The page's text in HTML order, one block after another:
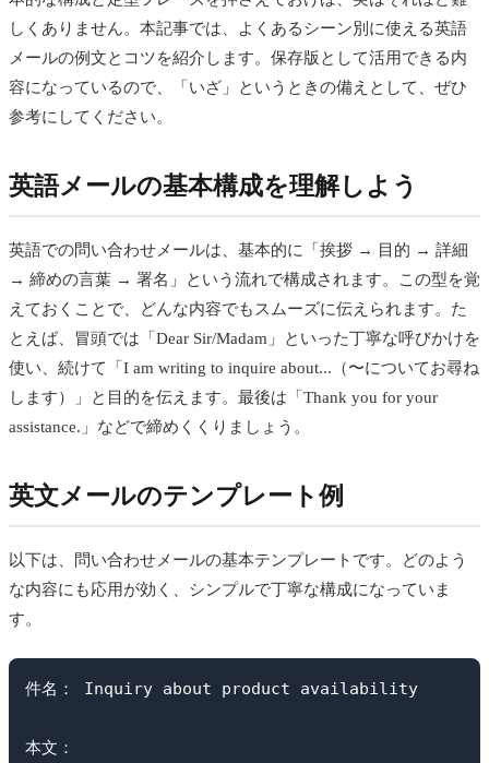
しくありません。本記事では、よくあるシーン別に使える英語
メールの例文とコツを紹介します。保存版として活用できる内
容になっているので、「いざ」というときの備えとして、ぜひ
参考にしてください。
英語メールの基本構成を理解しよう
英語での問い合わせメールは、基本的に「挨拶 → 目的 → 詳細
→ 締めの言葉 → 署名」という流れで構成されます。この型を覚
えておくことで、どんな内容でもスムーズに伝えられます。た
とえば、冒頭では「Dear Sir/Madam」といった丁寧な呼びかけを
使い、続けて「I am writing to inquire about...（〜についてお尋ね
します）」と目的を伝えます。最後は「Thank you for your
assistance.」などで締めくくりましょう。
英文メールのテンプレート例
以下は、問い合わせメールの基本テンプレートです。どのよう
な内容にも応用が効く、シンプルで丁寧な構成になっていま
す。
件名： Inquiry about product availability
本文：